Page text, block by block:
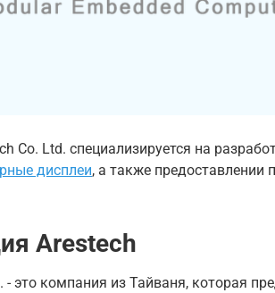
Co. Ltd. специализируется на
дисплеи, а также предоставлении
Arestech
- это компания из Тайваня, которая